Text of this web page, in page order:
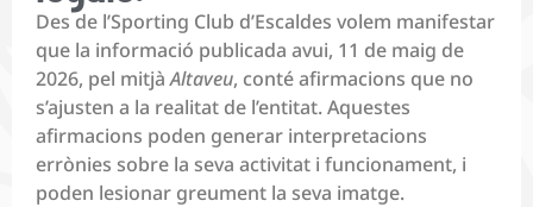
Des de l’Sporting Club d’Escaldes volem manifestar
que la informació publicada avui, 11 de maig de
2026, pel mitjàAltaveu, conté afirmacions que no
s’ajusten a la realitat de l’entitat. Aquestes
afirmacions poden generar interpretacions
errònies sobre la seva activitat i funcionament, i
poden lesionar greument la seva imatge.